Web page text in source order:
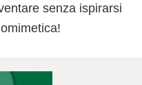
senza ispirarsi